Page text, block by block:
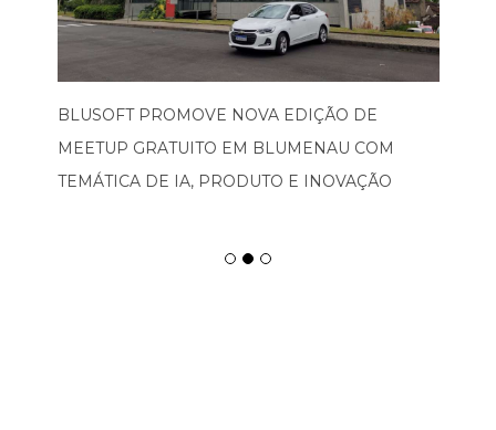
BLUSOFT PROMOVE NOVA EDIÇÃO DE
MEETUP GRATUITO EM BLUMENAU COM
TEMÁTICA DE IA, PRODUTO E INOVAÇÃO